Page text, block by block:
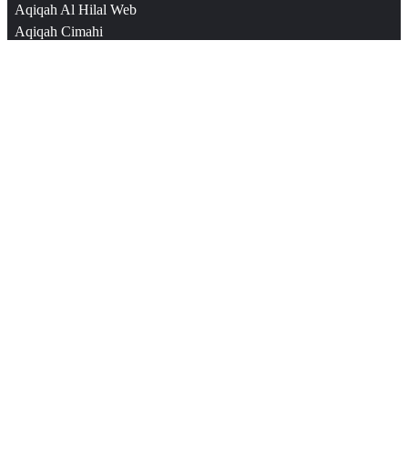
Aqiqah Al Hilal Web
Aqiqah Cimahi